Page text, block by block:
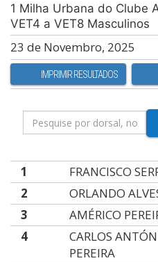
1 Milha Urbana do Clube
VET4 a VET8 Masculinos
23 de Novembro, 2025
IMPRIMIR RESULTADOS
1
FRANCISCO
2
ORLANDO
3
AMÉRICO
4
CARLOS
PEREIRA